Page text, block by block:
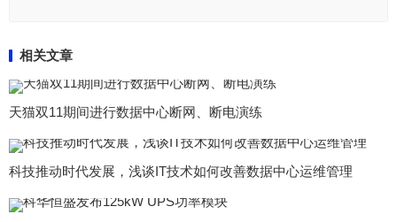
相关文章
天猫双11期间进行数据中心断网、断电演练
科技推动时代发展，浅谈IT技术如何改善数据中心运维管理